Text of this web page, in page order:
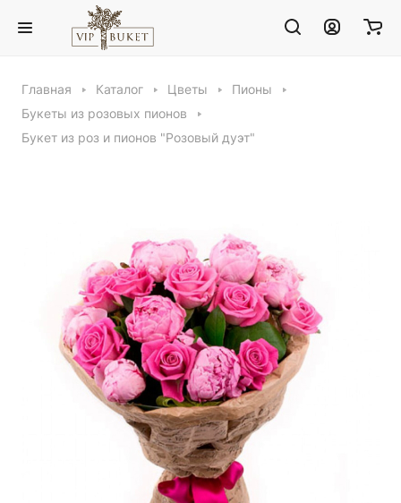
Главная Каталог Цветы
Пионы
Букеты из розовых пионов
Букет из роз и пионов "Розовый дуэт"